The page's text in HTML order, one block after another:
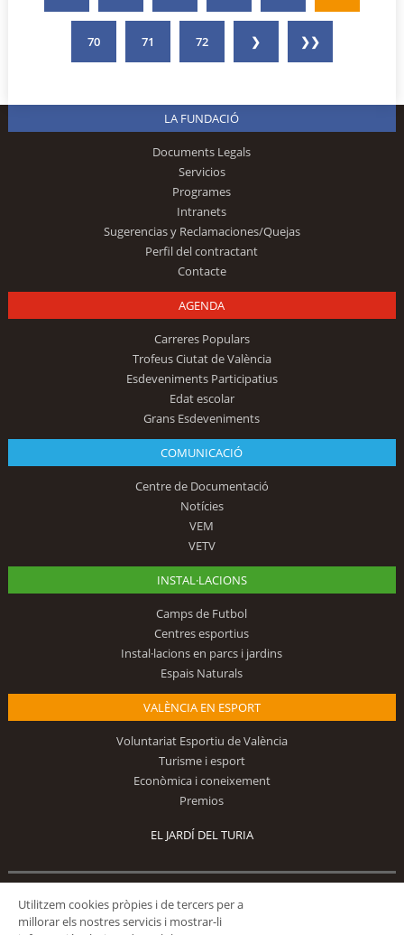
70 71 72 ❯ ❯❯
LA FUNDACIÓ
Documents Legals
Servicios
Programes
Intranets
Sugerencias y Reclamaciones/Quejas
Perfil del contractant
Contacte
AGENDA
Carreres Populars
Trofeus Ciutat de València
Esdeveniments Participatius
Edat escolar
Grans Esdeveniments
COMUNICACIÓ
Centre de Documentació
Notícies
VEM
VETV
INSTAL·LACIONS
Camps de Futbol
Centres esportius
Instal·lacions en parcs i jardins
Espais Naturals
VALÈNCIA EN ESPORT
Voluntariat Esportiu de València
Turisme i esport
Econòmica i coneixement
Premios
EL JARDÍ DEL TURIA
Utilitzem cookies pròpies i de tercers per a
millorar els nostres servicis i mostrar-li